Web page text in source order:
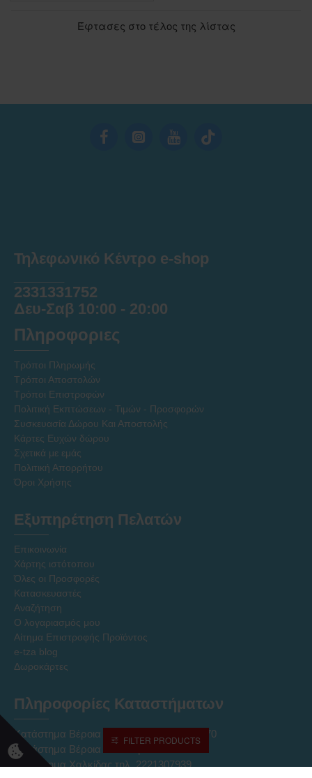
Έφτασες στο τέλος της λίστας
Τηλεφωνικό Κέντρο e-shop
2331331752
Δευ-Σαβ 10:00 - 20:00
Πληροφοριες
Τρόποι Πληρωμής
Τρόποι Αποστολών
Τρόποι Επιστροφών
Πολιτική Εκπτώσεων - Τιμών - Προσφορών
Συσκευασία Δώρου Και Αποστολής
Κάρτες Ευχών δώρου
Σχετικά με εμάς
Πολιτική Απορρήτου
Όροι Χρήσης
Εξυπηρέτηση Πελατών
Επικοινωνία
Χάρτης ιστότοπου
Όλες οι Προσφορές
Κατασκευαστές
Αναζήτηση
Ο λογαριασμός μου
Αίτημα Επιστροφής Προϊόντος
e-tza blog
Δωροκάρτες
Πληροφορίες Καταστήματων
Κατάστημα Βέροια Κέντρο τηλ. 2331027170
Κατάστημα Βέροια ΝΠΟ τηλ. 2331027237
Κατάστημα Χαλκίδας τηλ. 2221307939
FILTER PRODUCTS